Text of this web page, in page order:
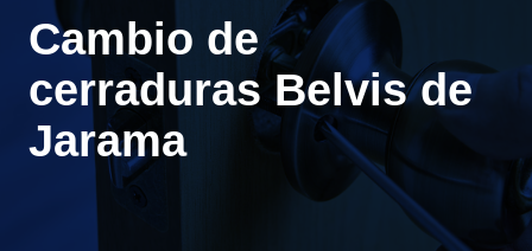
Cambio de
cerraduras Belvis de
Jarama